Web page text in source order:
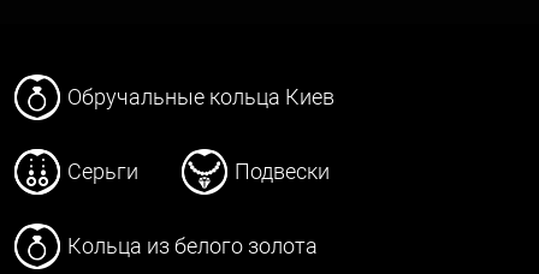
Обручальные кольца Киев
Серьги Подвески
Кольца из белого золота